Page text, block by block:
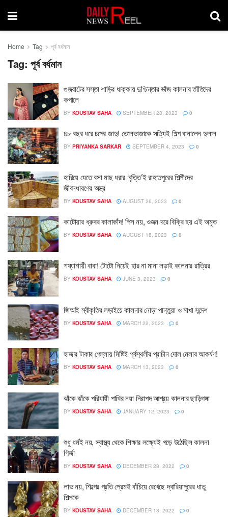
Home Tag পূর্ব বর্ধমান
Tag: পূর্ব বর্ধমান
গুজরাটের সস্তা শাড়ির ধাক্কায় দুশ্চিন্তার ভাঁজ কালনার তাঁতিদের
কপালে
BY KOUSTAV SAHA SEPTEMBER 28, 2023 0
৪৮ বছর ধরে চপের জাদু! তেলেভাজাকে সত্যিই শিল্প বানালেন দুলাল
BY PRIYANKA SARKAR SEPTEMBER 4, 2023 0
হারিয়ে যেতে বসা মাছ ধরার ‘বৃত্তি’ই রাহাতপুরের শিল্পীদের
জীবনধারণের অস্ত্র
BY KOUSTAV SAHA AUGUST 26, 2023 0
কাটোয়ার ধ্রুবর কালাকাঁদ! পিস নয়, ওজন দরে বিক্রি হয় এই অমৃত
BY KOUSTAV SAHA AUGUST 18, 2023 0
শয্যাশায়ী বাবা! টোটো নিয়েই হার না মানা লড়াই কালনার রাত্রির
BY KOUSTAV SAHA JUNE 3, 2023 0
জিআই স্বীকৃতির লড়াইয়ে কালনার নোড়া পান্তুয়া ও মাখা সন্দেশ
BY KOUSTAV SAHA MARCH 22, 2023 0
হাজার টাকার পেল্লায় মিষ্টিই পূর্বস্থলীর প্রাচীন দোল মেলার আকর্ষণ!
BY KOUSTAV SAHA MARCH 13, 2023 0
ঝাঁকে ঝাঁকে পরিযায়ী পাখির নয়া নিরাপদ আশ্রয় কালনার ছাড়িগঙ্গা
BY KOUSTAV SAHA JANUARY 12, 2023 0
শুধু ধর্মই নয়, স্বাস্থ্য থেকে শিক্ষার লক্ষ্যেই গড়ে উঠেছিল কালনা
গির্জা
BY KOUSTAV SAHA DECEMBER 28, 2022 0
লাভ নয়, শিল্পের প্রতি প্রেমই বাঁচিয়ে রেখেছে দ্বারিয়াপুরের ধাতু
শিল্পকে
BY KOUSTAV SAHA DECEMBER 18, 2022 0